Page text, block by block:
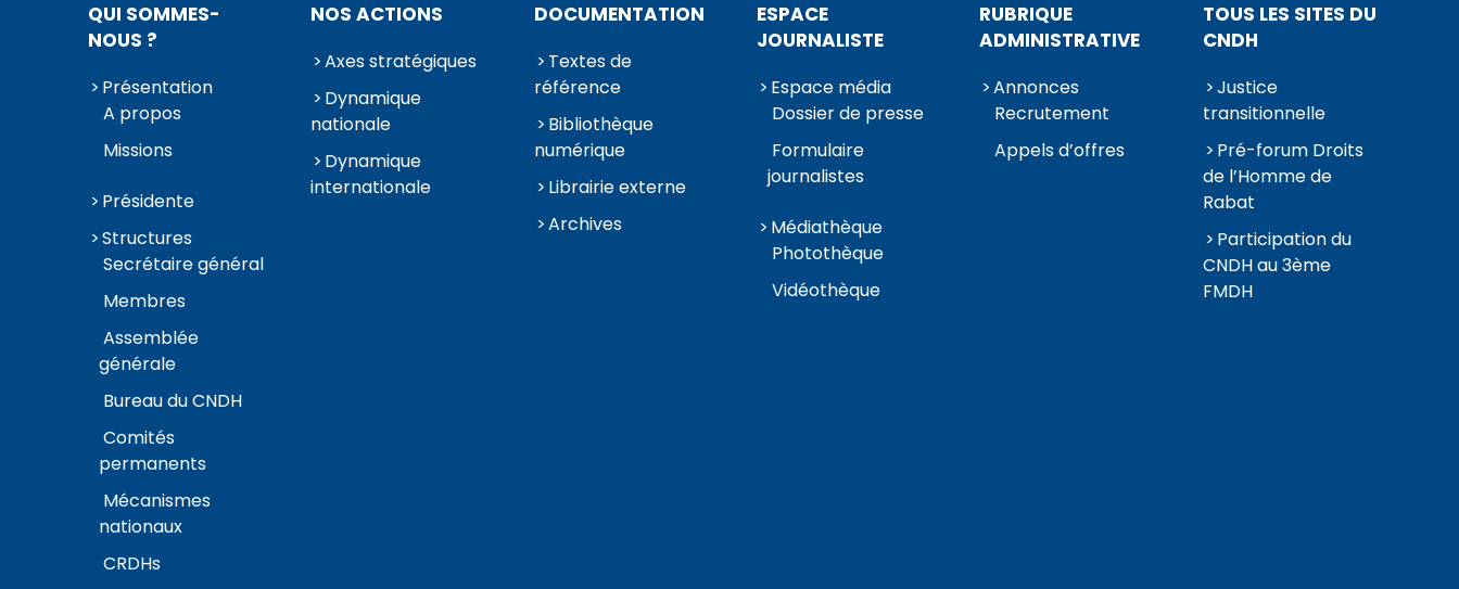
QUI SOMMES-
NOUS ?
Présentation
A propos
Missions
Présidente
Structures
Secrétaire général
Membres
Assemblée
générale
Bureau du CNDH
Comités
permanents
Mécanismes
nationaux
CRDHs
NOS ACTIONS
Axes stratégiques
Dynamique
nationale
Dynamique
internationale
DOCUMENTATION
Textes de
référence
Bibliothèque
numérique
Librairie externe
Archives
ESPACE
JOURNALISTE
Espace média
Dossier de presse
Formulaire
journalistes
Médiathèque
Photothèque
Vidéothèque
RUBRIQUE
ADMINISTRATIVE
Annonces
Recrutement
Appels d’offres
TOUS LES SITES DU
CNDH
Justice
transitionnelle
Pré-forum Droits
de l’Homme de
Rabat
Participation du
CNDH au 3ème
FMDH